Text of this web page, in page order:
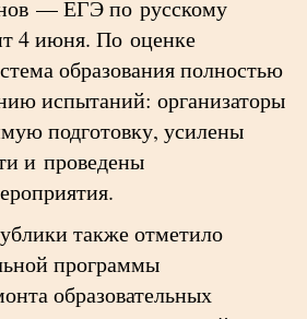
— ЕГЭ по русскому
4 июня. По оценке
образования полностью
испытаний: организаторы
подготовку, усилены
и проведены
также отметило
программы
образовательных